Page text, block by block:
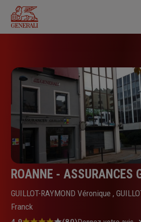
contenu
principal
ROANNE - ASSURANCES
GUILLOT-RAYMOND Véronique ,
Franck